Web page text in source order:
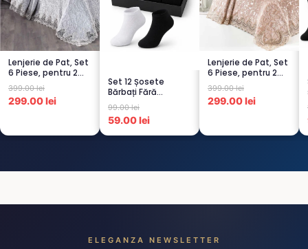
Lenjerie de Pat, Set
6 Piese, pentru 2
persoana, GRI -1...
399.00 lei
299.00 lei
Set 12 Șosete
Bărbați Fără
Cusături – 6 Albe +
6 Negre...
99.00 lei
59.00 lei
Lenjerie de Pat, Set
6 Piese, pentru 2
persoana, CAPUCI...
399.00 lei
299.00 lei
ELEGANZA NEWSLETTER